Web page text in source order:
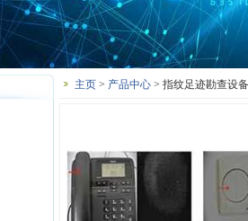
主页 > 产品中心 > 指纹足迹勘查设